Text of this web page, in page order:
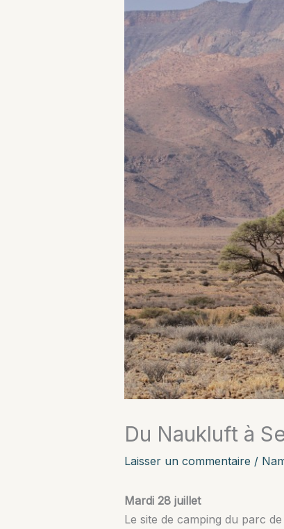
Du Naukluft à
Laisser un commentaire /
Mardi 28 juillet
Le site de camping du parc